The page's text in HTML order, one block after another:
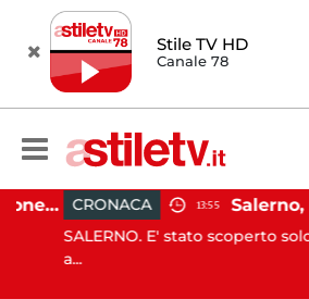
Stile TV HD
Canale 78
Capaccio Paestum, evasione tassa di soggiorno: scoperte 49 strutture fantasma, elevate 132 sanzioni CRONACA 13:55
SALERNO. E' stato scoperto solo